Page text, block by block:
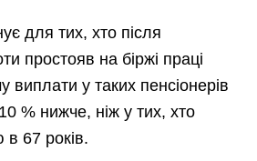
для тих, хто після
простояв на біржі праці
виплати у таких пенсіонерів
% нижче, ніж у тих, хто
67 років.